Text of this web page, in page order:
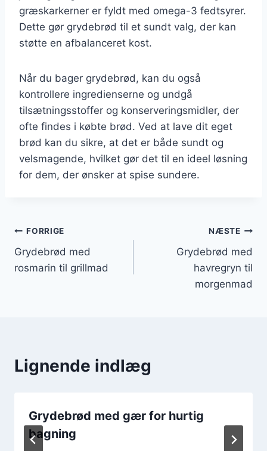
græskarkerner er fyldt med omega-3 fedtsyrer.
Dette gør grydebrød til et sundt valg, der kan
støtte en afbalanceret kost.
Når du bager grydebrød, kan du også
kontrollere ingredienserne og undgå
tilsætningsstoffer og konserveringsmidler, der
ofte findes i købte brød. Ved at lave dit eget
brød kan du sikre, at det er både sundt og
velsmagende, hvilket gør det til en ideel løsning
for dem, der ønsker at spise sundere.
Indlægsnavigation
FORRIGE
Grydebrød med
rosmarin til grillmad
NÆSTE
Grydebrød med
havregryn til
morgenmad
Lignende indlæg
Grydebrød med gær for hurtig
bagning